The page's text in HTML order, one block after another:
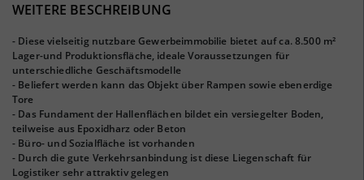
WEITERE BESCHREIBUNG
- Diese vielseitig nutzbare Gewerbeimmobilie bietet auf ca. 8.500 m²
Lager-und Produktionsfläche, ideale Voraussetzungen für
unterschiedliche Geschäftsmodelle
- Beliefert werden kann das Objekt über Rampen sowie ebenerdige
Tore
- Das Fundament der Hallenflächen bildet ein versiegelter Boden,
teilweise aus Epoxidharz oder Beton
- Büro- und Sozialfläche ist vorhanden
- Durch die gute Verkehrsanbindung ist diese Liegenschaft für
Logistiker sehr attraktiv gelegen